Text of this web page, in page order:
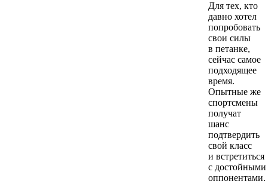
Для тех, кто
давно хотел
попробовать
свои силы
в петанке,
сейчас самое
подходящее
время.
Опытные же
спортсмены
получат
шанс
подтвердить
свой класс
и встретиться
с достойными
оппонентами.